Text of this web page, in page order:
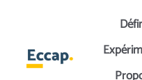
Aller au contenu principal